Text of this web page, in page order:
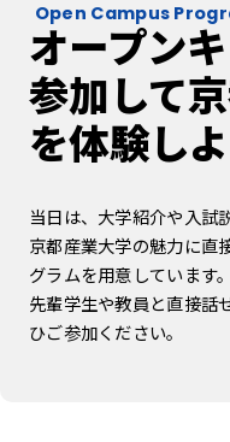
Open Campus
オープン
参加して
を体験し
当日は、大学紹介や入試
京都産業大学の魅力に直
グラムを用意しています。
先輩学生や教員と直接話
ひご参加ください。